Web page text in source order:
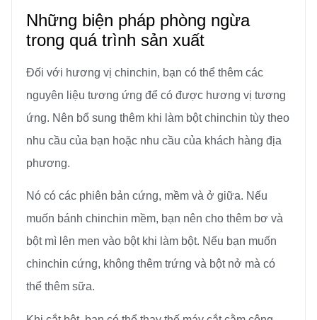
Những biện pháp phòng ngừa
trong quá trình sản xuất
Đối với hương vị chinchin, bạn có thể thêm các
nguyên liệu tương ứng để có được hương vị tương
ứng. Nên bổ sung thêm khi làm bột chinchin tùy theo
nhu cầu của bạn hoặc nhu cầu của khách hàng địa
phương.
Nó có các phiên bản cứng, mềm và ở giữa. Nếu
muốn bánh chinchin mềm, bạn nên cho thêm bơ và
bột mì lên men vào bột khi làm bột. Nếu bạn muốn
chinchin cứng, không thêm trứng và bột nở mà có
thể thêm sữa.